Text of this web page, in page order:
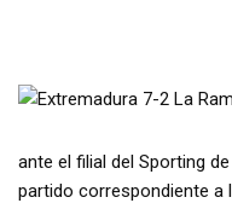
ante el filial del Sporting
partido correspondiente a